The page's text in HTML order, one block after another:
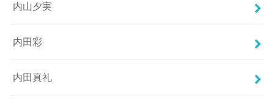
内山夕実
内田彩
内田真礼